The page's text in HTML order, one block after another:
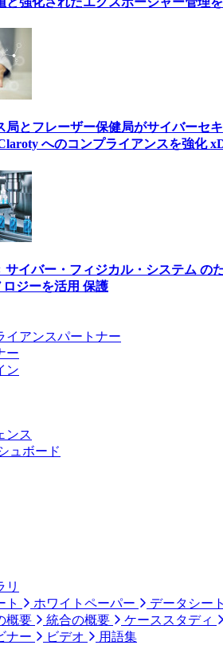
局とフレーザー保健局がサイバーセ
へのコンプライアンスを強化
サイバー・フィジカル・システム の
ジーを活用 保護
イアンスパートナー
ー
ン
ンス
ュボード
リ
ト ホワイトペーパー
データシー
概要
統合の概要
ケーススタディ
ナー
ビデオ
用語集